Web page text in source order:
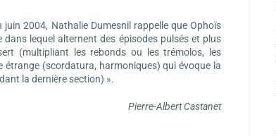
2004, Nathalie Dumesnil rappelle que Ophoïs
lequel alternent des épisodes pulsés et plus
(multipliant les rebonds ou les trémolos, les
(scordatura, harmoniques) qui évoque la
la dernière section) ».
Pierre-Albert Castanet